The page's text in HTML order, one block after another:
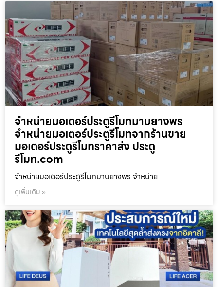
จำหน่ายมอเตอร์ประตูรีโมทมาบยางพร
จำหน่ายมอเตอร์ประตูรีโมทจากร้านขาย
มอเตอร์ประตูรีโมทราคาส่ง ประตู
รีโมท.com
จำหน่ายมอเตอร์ประตูรีโมทมาบยางพร จำหน่าย
ดูเพิ่มเติม »